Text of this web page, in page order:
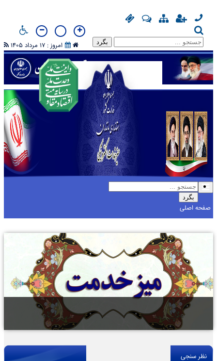
بگرد امروز : 17 مرداد 1405
بگرد
صفحه اصلی
صفحه اصلی
نظر سنجی